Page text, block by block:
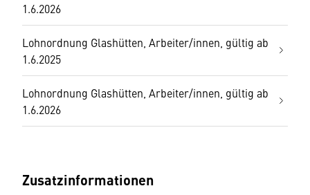
1.6.2026
Lohnordnung Glashütten, Arbeiter/innen, gültig ab
1.6.2025
Lohnordnung Glashütten, Arbeiter/innen, gültig ab
1.6.2026
Zusatzinformationen